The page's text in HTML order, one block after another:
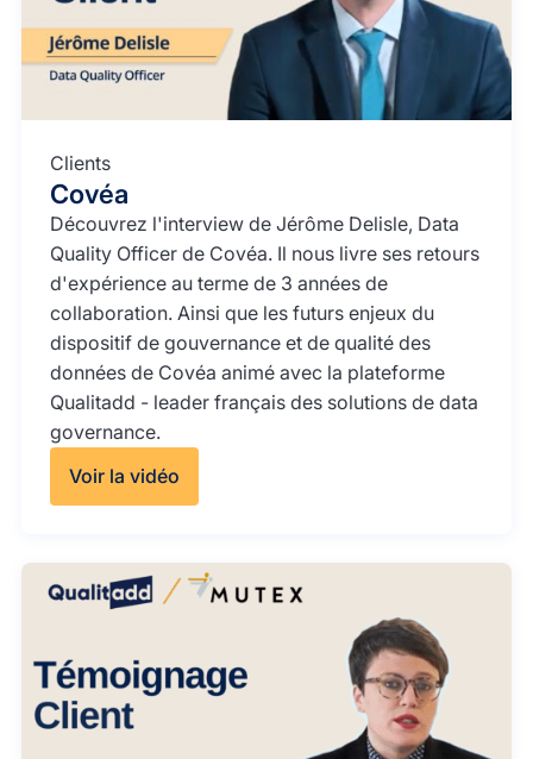
Clients
Covéa
Découvrez l'interview de Jérôme Delisle, Data
Quality Officer de Covéa. Il nous livre ses retours
d'expérience au terme de 3 années de
collaboration. Ainsi que les futurs enjeux du
dispositif de gouvernance et de qualité des
données de Covéa animé avec la plateforme
Qualitadd - leader français des solutions de data
governance.
Voir la vidéo